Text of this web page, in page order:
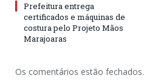
Prefeitura entrega
certificados e máquinas de
costura pelo Projeto Mãos
Marajoaras
Os comentários estão fechados.